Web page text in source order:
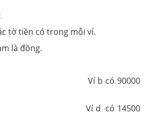
tờ tiền có trong mỗi ví.
là đồng.
đồng Ví b có 90000
đồng Ví d có 14500